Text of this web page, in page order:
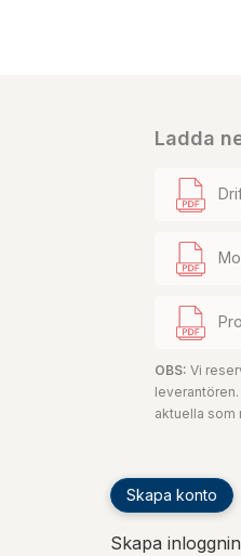
Ladda
OBS: Vi
aktuella som
Skapa konto
Skapa